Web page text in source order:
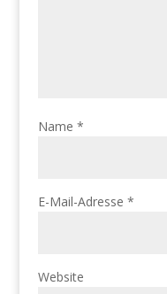
Name *
E-Mail-Adresse *
Website